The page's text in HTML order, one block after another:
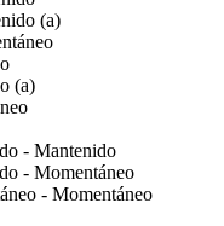
(a)
(a)
- Mantenido
- Momentáneo
- Momentáneo